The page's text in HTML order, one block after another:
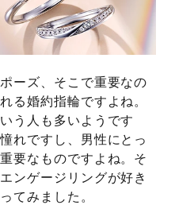
ーズ、そこで重要なの
る婚約指輪ですよね。
う人も多いようです
れですし、男性にとっ
要なものですよね。そ
ンゲージリングが好き
てみました。
リング ®
ョン診断
のご購入と
ーズのご相談